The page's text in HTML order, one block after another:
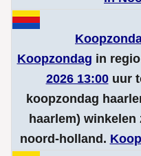
Koopzondag in regio
2026 13:00uur
koopzondag
haarlem)
noord-holland.